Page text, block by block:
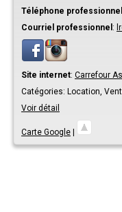
Téléphone professionnel
Courriel professionnel :
Site internet: Carrefour
Catégories: Location,
Voir détail
Carte Google |